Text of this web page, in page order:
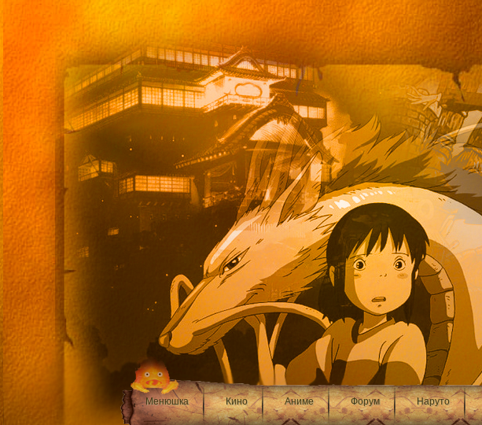
Менюшка Кино Аниме Форум Наруто